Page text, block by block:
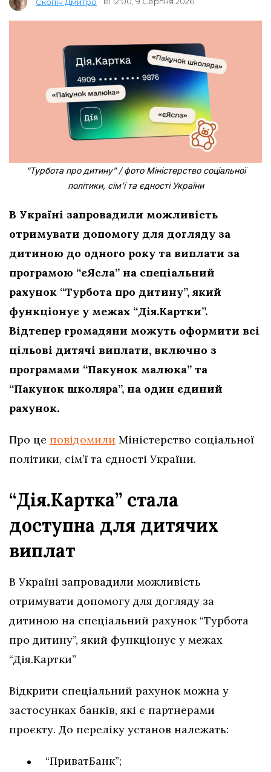
“Турбота про дитину” / фото Міністерство соціальної
політики, сім’ї та єдності України
В Україні запровадили можливість
отримувати допомогу для догляду за
дитиною до одного року та виплати за
програмою “єЯсла” на спеціальний
рахунок “Турбота про дитину”, який
функціонує у межах “Дія.Картки”.
Відтепер громадяни можуть оформити всі
цільові дитячі виплати, включно з
програмами “Пакунок малюка” та
“Пакунок школяра”, на один єдиний
рахунок.
Про це повідомили Міністерство соціальної
політики, сім’ї та єдності України.
“Дія.Картка” стала
доступна для дитячих
виплат
В Україні запровадили можливість
отримувати допомогу для догляду за
дитиною на спеціальний рахунок “Турбота
про дитину”, який функціонує у межах
“Дія.Картки”
Відкрити спеціальний рахунок можна у
застосунках банків, які є партнерами
проєкту. До переліку установ належать:
“ПриватБанк”;